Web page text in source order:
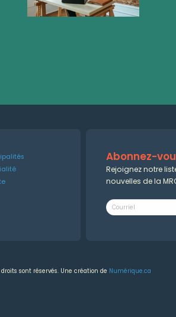
Abonnez-
Rejoignez notre
nouvelles de la
sont réservés. Une création de Numérique.ca